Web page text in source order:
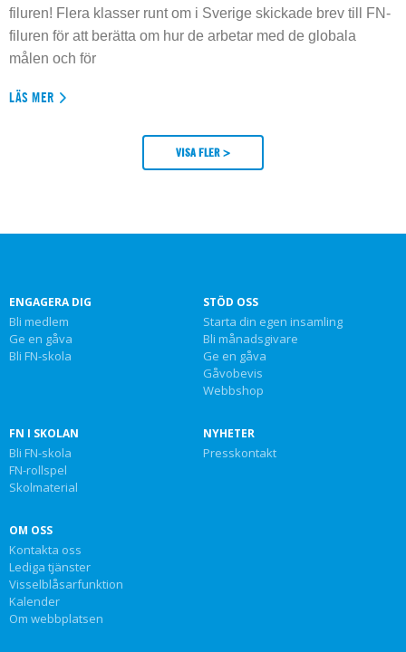
filuren! Flera klasser runt om i Sverige skickade brev till FN-
filuren för att berätta om hur de arbetar med de globala
målen och för
LÄS MER
VISA FLER >
ENGAGERA DIG
Bli medlem
Ge en gåva
Bli FN-skola
STÖD OSS
Starta din egen insamling
Bli månadsgivare
Ge en gåva
Gåvobevis
Webbshop
FN I SKOLAN
Bli FN-skola
FN-rollspel
Skolmaterial
NYHETER
Presskontakt
OM OSS
Kontakta oss
Lediga tjänster
Visselblåsarfunktion
Kalender
Om webbplatsen